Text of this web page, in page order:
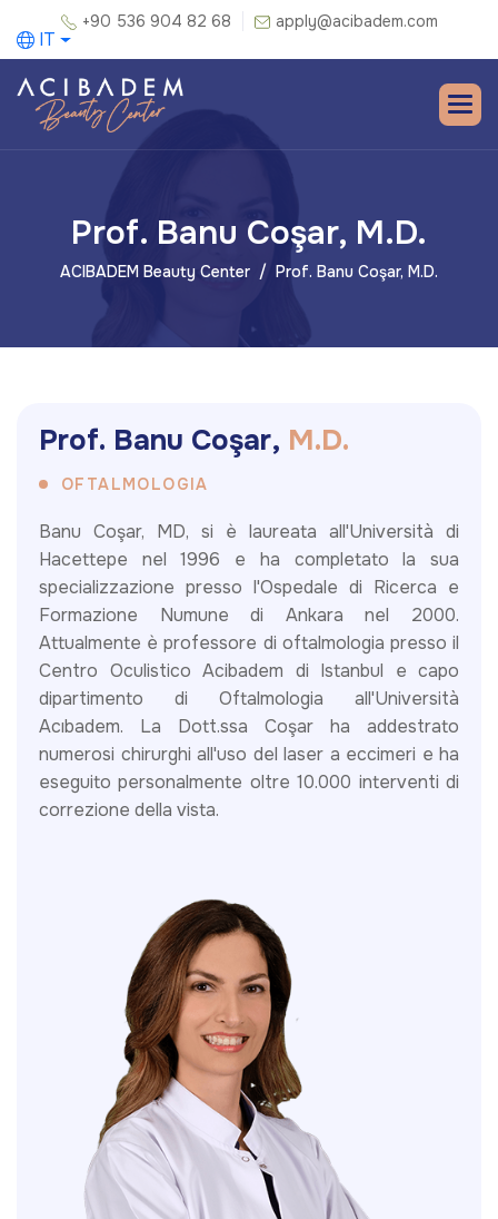
+90 536 904 82 68 apply@acibadem.com
IT
Prof. Banu Coşar, M.D.
ACIBADEM Beauty Center Prof. Banu Coşar, M.D.
Prof. Banu Coşar, M.D.
OFTALMOLOGIA
Banu Coşar, MD, si è laureata all'Università di
Hacettepe nel 1996 e ha completato la sua
specializzazione presso l'Ospedale di Ricerca e
Formazione Numune di Ankara nel 2000.
Attualmente è professore di oftalmologia presso il
Centro Oculistico Acibadem di Istanbul e capo
dipartimento di Oftalmologia all'Università
Acıbadem. La Dott.ssa Coşar ha addestrato
numerosi chirurghi all'uso del laser a eccimeri e ha
eseguito personalmente oltre 10.000 interventi di
correzione della vista.